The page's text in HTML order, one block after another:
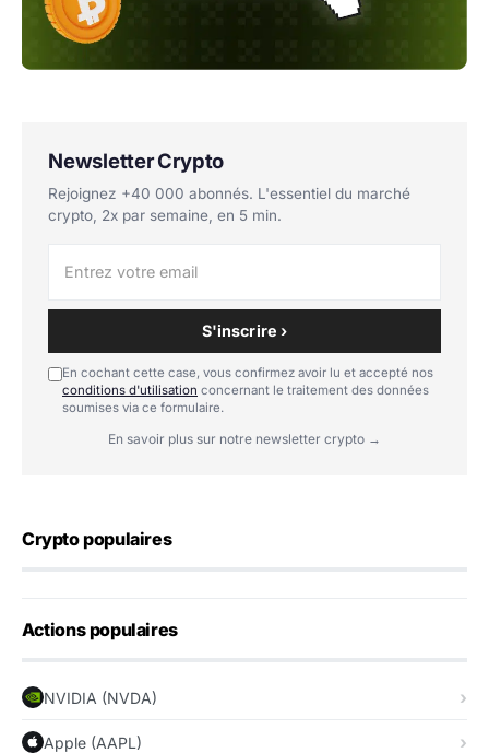
Newsletter Crypto
Rejoignez +40 000 abonnés. L'essentiel du marché
crypto, 2x par semaine, en 5 min.
S'inscrire ›
En cochant cette case, vous confirmez avoir lu et accepté nos
conditions d'utilisation concernant le traitement des données
soumises via ce formulaire.
En savoir plus sur notre newsletter crypto →
Crypto populaires
Actions populaires
NVIDIA (NVDA)
Apple (AAPL)